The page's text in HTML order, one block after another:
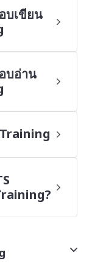
บเขียน
บอ่าน